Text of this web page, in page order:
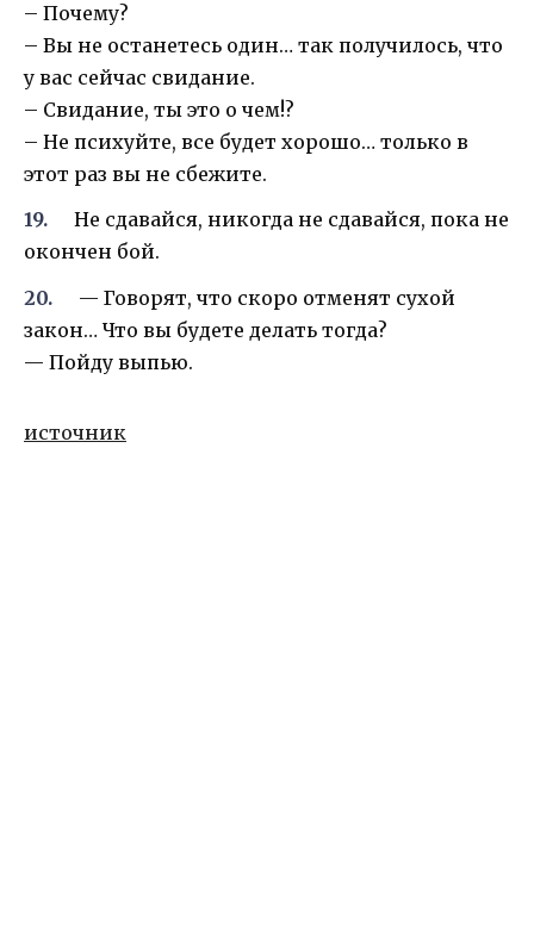
– Почему?
– Вы не останетесь один… так получилось, что
у вас сейчас свидание.
– Свидание, ты это о чем!?
– Не психуйте, все будет хорошо… только в
этот раз вы не сбежите.
Не сдавайся, никогда не сдавайся, пока не
окончен бой.
— Говорят, что скоро отменят сухой
закон… Что вы будете делать тогда?
— Пойду выпью.
источник